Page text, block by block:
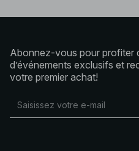
Abonnez-vous pour profiter
d’événements exclusifs et
votre premier achat!